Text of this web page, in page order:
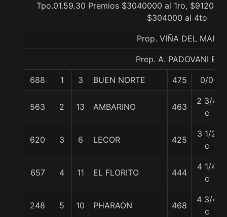
Tpo.01.59.30 Premios $3040000 al 1ro,
$304000 al 4to
Prop. VIÑA DEL MAR
Prep. A. PADOVANI E.
688 1 3 BUEN NORTE 475 0/0
563 2 13 AMBARINO 463
2 3/4
c
620 3 6 LECOR 425
3 1/2
c
657 4 11 EL FLORITO 444
4 1/4
c
248 5 10 PHARAON 468
4 3/4
c